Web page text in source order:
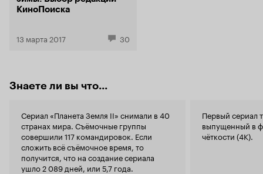
КиноПоиска
13 марта 2017 30
Знаете ли вы что...
Сериал «Планета Земля II» снимали в 40
странах мира. Съёмочные группы
совершили 117 командировок. Если
сложить всё съёмочное время, то
получится, что на создание сериала
ушло 2 089 дней, или 5,7 года.
Первый сериал
выпущенный в
чёткости (4К).